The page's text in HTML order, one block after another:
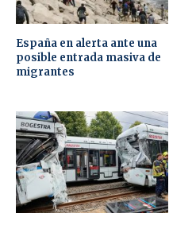
España en alerta ante una
posible entrada masiva de
migrantes